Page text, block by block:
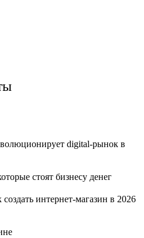
digital-рынок в
стоят бизнесу денег
интернет-магазин в 2026